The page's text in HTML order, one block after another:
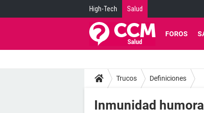
High-Tech Salud
FOROS
Trucos Definiciones
Inmunidad